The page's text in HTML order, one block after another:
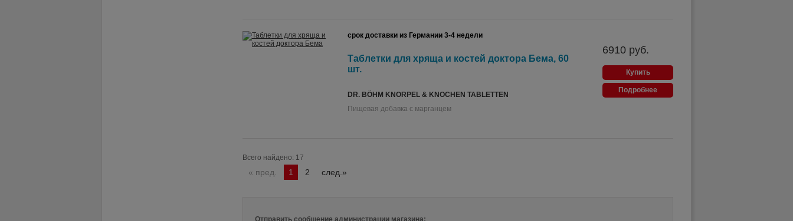
срок доставки из Германии 3-4 недели
Таблетки для хряща и костей доктора Бема, 60
шт.
DR. BÖHM KNORPEL & KNOCHEN TABLETTEN
Пищевая добавка с марганцем
6910 руб.
Купить
Подробнее
Всего найдено: 17
« пред. 1 2 след.»
Отправить сообщение администрации магазина: